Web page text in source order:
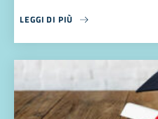
LEGGI DI PIÙ